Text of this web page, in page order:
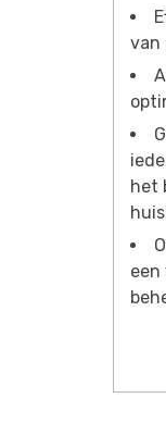
van
het